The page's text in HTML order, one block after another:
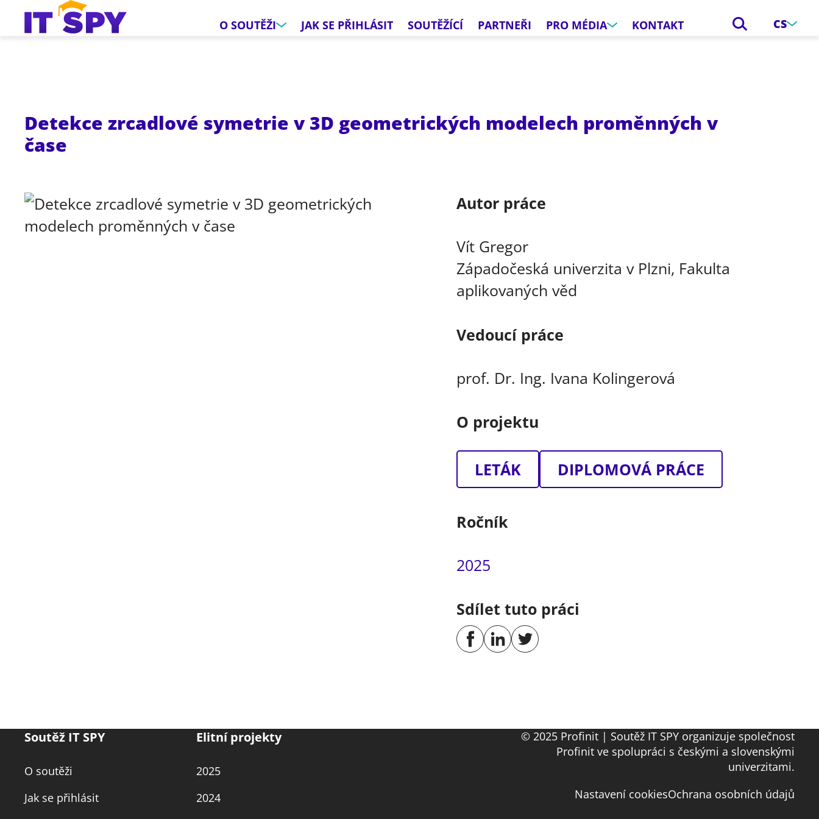
O SOUTĚŽI JAK SE PŘIHLÁSIT SOUTĚŽÍCÍ PARTNEŘI PRO MÉDIA KONTAKT CS
Detekce zrcadlové symetrie v 3D geometrických modelech proměnných v
čase
Autor práce
Vít Gregor
Západočeská univerzita v Plzni, Fakulta
aplikovaných věd
Vedoucí práce
prof. Dr. Ing. Ivana Kolingerová
O projektu
LETÁK DIPLOMOVÁ PRÁCE
Ročník
2025
Sdílet tuto práci
Soutěž IT SPY
O soutěži
Jak se přihlásit
Elitní projekty
2025
2024
© 2025 Profinit | Soutěž IT SPY organizuje společnost
Profinit ve spolupráci s českými a slovenskými
univerzitami.
Nastavení cookiesOchrana osobních údajů